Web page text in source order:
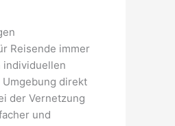
Reisende immer
individuellen
direkt
der Vernetzung
und